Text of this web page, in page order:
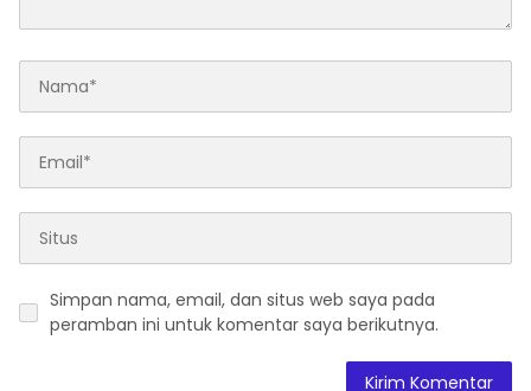
Simpan nama, email, dan situs web saya pada
peramban ini untuk komentar saya berikutnya.